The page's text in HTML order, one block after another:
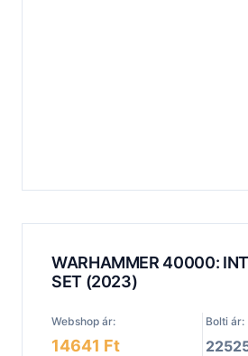
WARHAMMER 40000:
SET (2023)
Webshop ár: Bolti ár:
14641 Ft